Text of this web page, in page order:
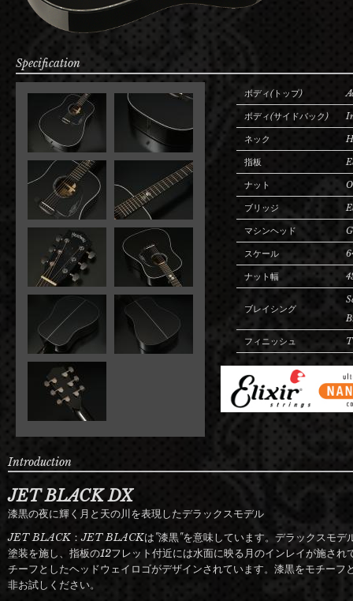
Specification
ボディ(トップ)
ボディ(サイドバック)
ネック
指板
ナット
ブリッジ
マシンヘッド
スケール
ナット幅
ブレイシング
フィニッシュ
Introduction
JET BLACK DX
漆黒の夜に輝く月と天の川を表現したデラックスモデル
JET BLACK：JET BLACKは"漆黒"を意味しています。デラックスモデ
塗装を施し、指板の12フレット付近には水面に映る月のインレイが施さ
チーフとしたヘッドウェイロゴがデザインされています。漆黒をモチーフ
非お試しください。